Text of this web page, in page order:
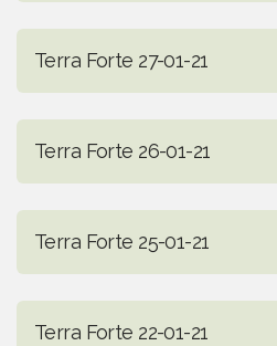
Terra Forte 27-01-21
Terra Forte 26-01-21
Terra Forte 25-01-21
Terra Forte 22-01-21